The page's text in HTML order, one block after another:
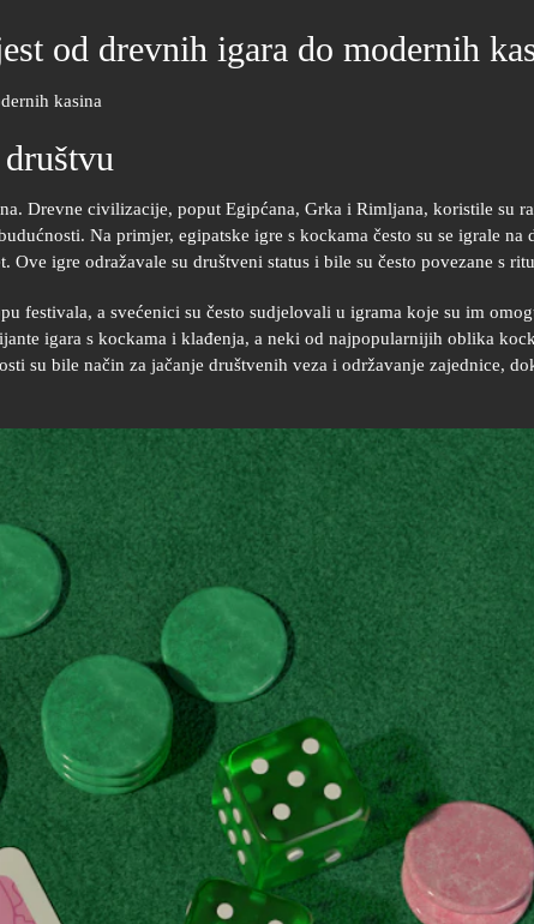
od drevnih igara do modernih
kasina
Drevne civilizacije, poput Egipćana, Grka i Rimljana, koristile su
Na primjer, egipatske igre s kockama često su se igrale na
igre odražavale su društveni status i bile su često povezane s
festivala, a svećenici su često sudjelovali u igrama koje su im
igara s kockama i klađenja, a neki od najpopularnijih oblika
su bile način za jačanje društvenih veza i održavanje zajednice,